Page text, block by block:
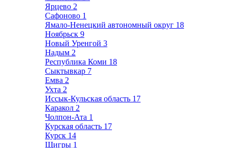
Ярцево 2
Сафоново 1
Ямало-Ненецкий автономный округ 18
Ноябрьск 9
Новый Уренгой 3
Надым 2
Республика Коми 18
Сыктывкар 7
Емва 2
Ухта 2
Иссык-Кульская область 17
Каракол 2
Чолпон-Ата 1
Курская область 17
Курск 14
Щигры 1